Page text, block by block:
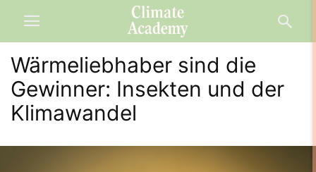
Wärmeliebhaber sind die
Gewinner: Insekten und der
Klimawandel